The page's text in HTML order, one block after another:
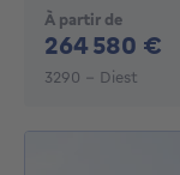
À partir de
264 580 €
3290 - Diest